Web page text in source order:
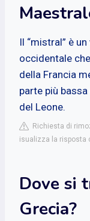
Il “mistral” è
occidentale
della Francia
parte più
del Leone.
Richiesta di
isualizza la risposta
Dove si
Grecia?